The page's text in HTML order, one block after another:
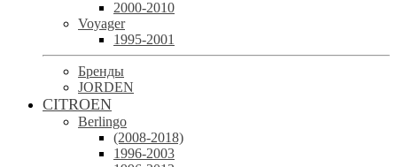
2000-2010
Voyager
1995-2001
Бренды
JORDEN
CITROEN
Berlingo
(2008-2018)
1996-2003